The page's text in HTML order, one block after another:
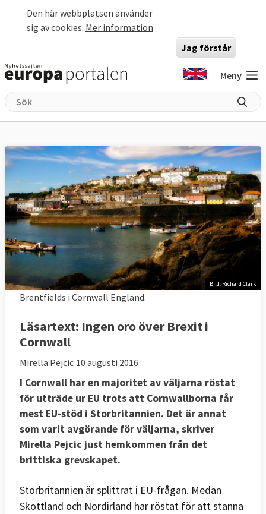
Den här webbplatsen använder
sig av cookies. Mer information
Jag förstår
Meny
Bild: Richard Clark
Brentfields i Cornwall England.
Läsartext: Ingen oro över Brexit i
Cornwall
Mirella Pejcic 10 augusti 2016
I Cornwall har en majoritet av väljarna röstat
för utträde ur EU trots att Cornwallborna får
mest EU-stöd i Storbritannien. Det är annat
som varit avgörande för väljarna, skriver
Mirella Pejcic just hemkommen från det
brittiska grevskapet.
Storbritannien är splittrat i EU-frågan. Medan
Skottland och Nordirland har röstat för att stanna